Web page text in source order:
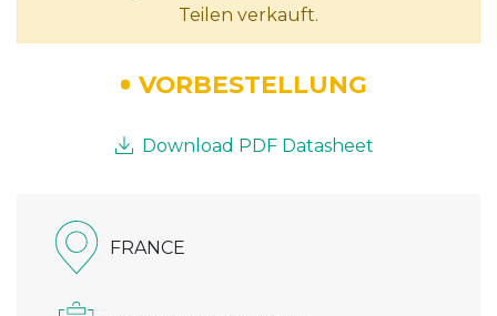
Teilen verkauft.
VORBESTELLUNG
Download PDF Datasheet
FRANCE